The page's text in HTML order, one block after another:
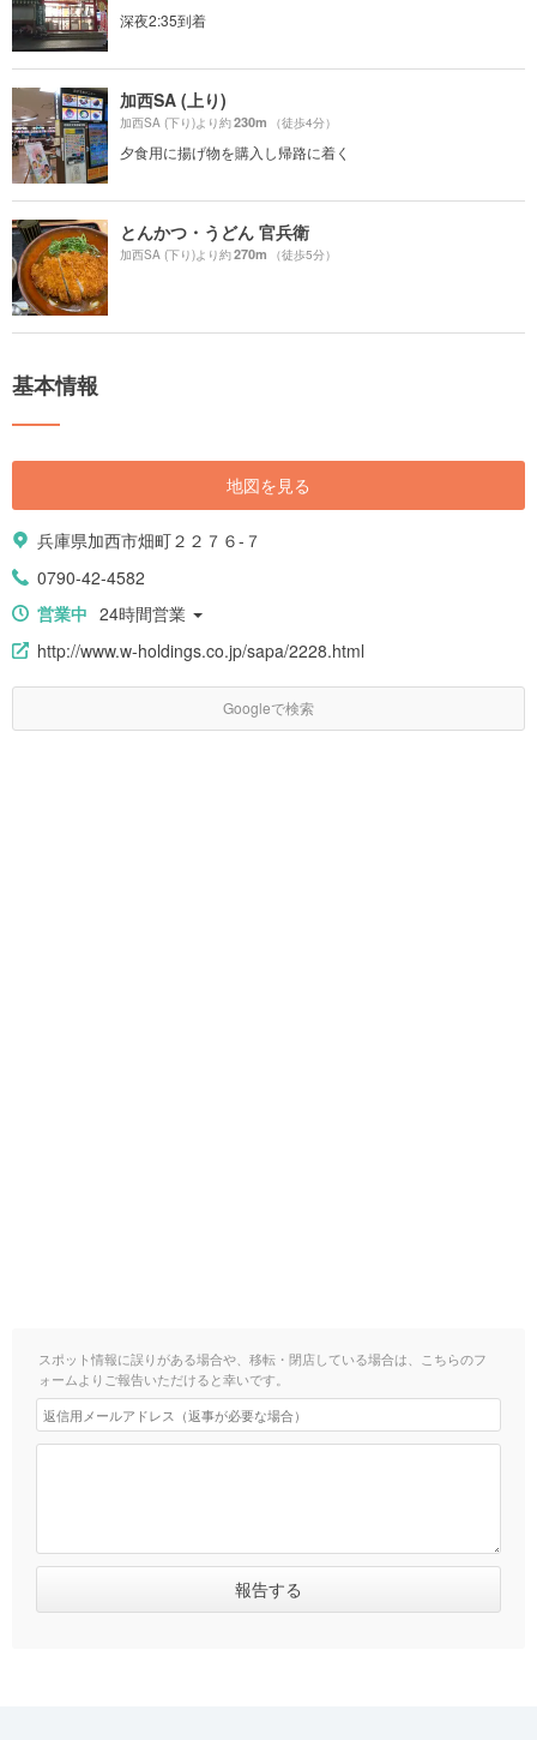
深夜2:35到着
加西SA (上り)
加西SA (下り)より約230m （徒歩4分）
夕食用に揚げ物を購入し帰路に着く
とんかつ・うどん 官兵衛
加西SA (下り)より約270m （徒歩5分）
基本情報
地図を見る
兵庫県加西市畑町２２７６-７
0790-42-4582
営業中 24時間営業
http://www.w-holdings.co.jp/sapa/2228.html
Googleで検索
スポット情報に誤りがある場合や、移転・閉店している場合は、こちらのフ
ォームよりご報告いただけると幸いです。